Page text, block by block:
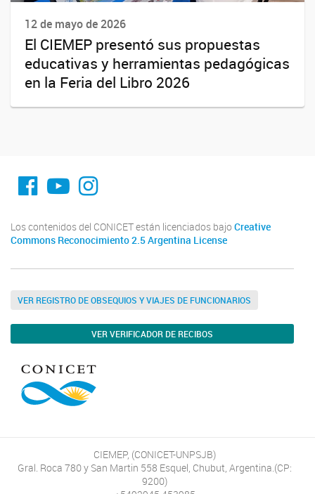
12 de mayo de 2026
El CIEMEP presentó sus propuestas
educativas y herramientas pedagógicas
en la Feria del Libro 2026
fa-facebook
YouTube
Instagram
Los contenidos del CONICET están licenciados bajo Creative
Commons Reconocimiento 2.5 Argentina License
VER REGISTRO DE OBSEQUIOS Y VIAJES DE FUNCIONARIOS
VER VERIFICADOR DE RECIBOS
CIEMEP, (CONICET-UNPSJB)
Gral. Roca 780 y San Martin 558 Esquel, Chubut, Argentina.(CP:
9200)